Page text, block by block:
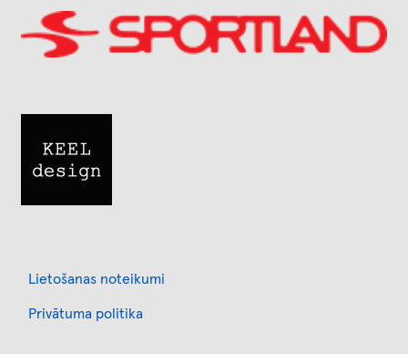
Image
Lietošanas noteikumi
Privātuma politika